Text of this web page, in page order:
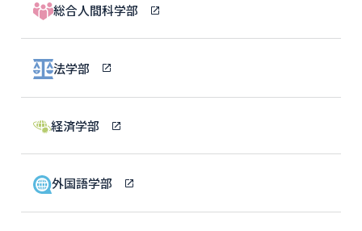
総合人間科学部
法学部
経済学部
外国語学部